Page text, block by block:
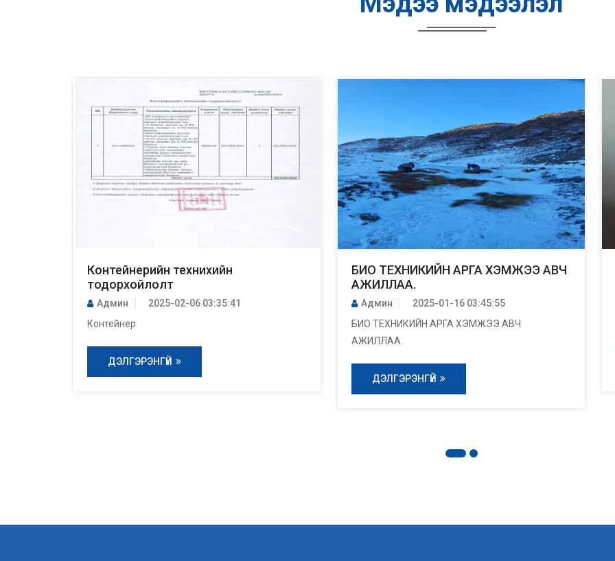
Контейнерийн технихийн
тодорхойлолт
Админ
2025-02-06 03:35:41
Контейнер
ДЭЛГЭРЭНГҮЙ
БИО ТЕХНИКИЙН АРГА ХЭМЖЭЭ АВЧ
АЖИЛЛАА.
Админ
2025-01-16 03:45:55
БИО ТЕХНИКИЙН АРГА ХЭМЖЭЭ АВЧ
АЖИЛЛАА.
ДЭЛГЭРЭНГҮЙ